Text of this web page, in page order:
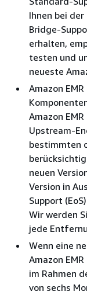
Ihnen bei
Bridge-
erhalten,
testen und
neueste
Amazon
Amazon
Upstream-
bestimmten
neuen
Version in
Support
Wir werden
jede
Wenn eine
Amazon
im Rahmen
von sechs